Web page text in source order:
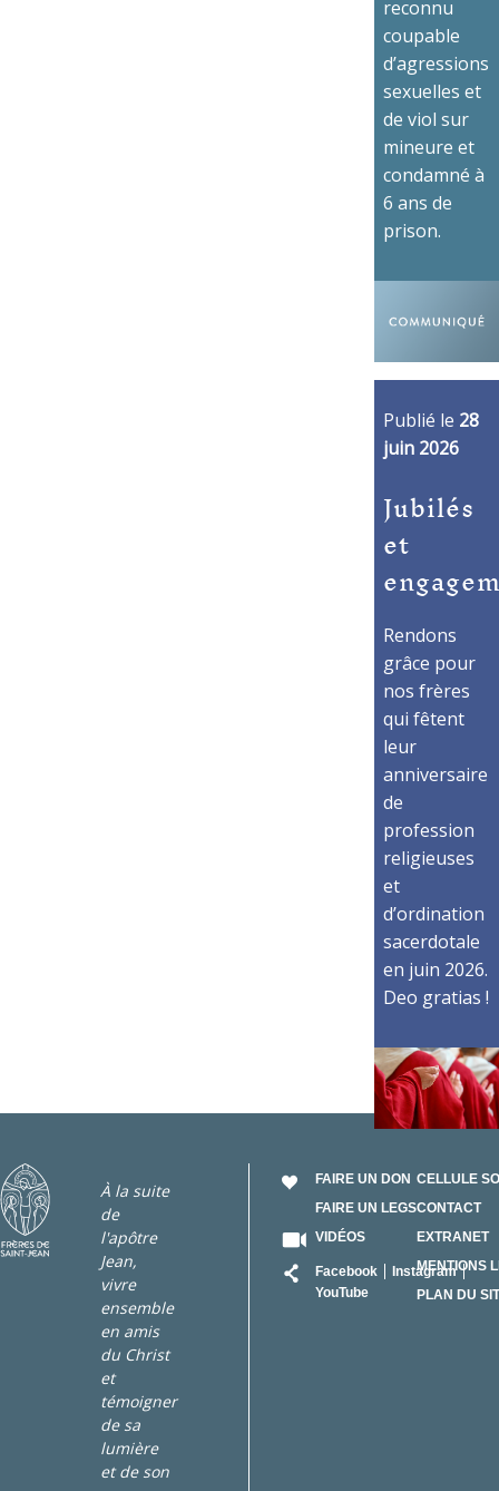
reconnu
coupable
d’agressions
sexuelles et
de viol sur
mineure et
condamné à
6 ans de
prison.
Publié le 28
juin 2026
Jubilés
et
Rendons
grâce pour
nos frères
qui fêtent
leur
anniversaire
de
profession
religieuses
et
d’ordination
sacerdotale
en juin 2026.
Deo gratias !
À la suite
de
l'apôtre
Jean,
vivre
ensemble
en amis
du Christ
et
témoigner
de sa
lumière
et de son
FAIRE UN DON
FAIRE UN LEGS
VIDÉOS
Facebook
Instagram
YouTube
CELLULE
CONTACT
EXTRANET
MENTIONS
PLAN DU